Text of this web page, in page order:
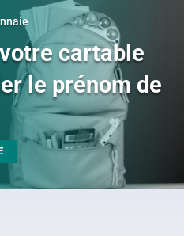
cartable
le prénom de